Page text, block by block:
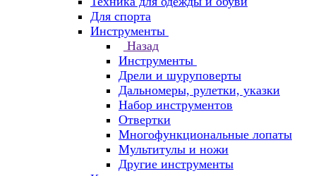
Для спорта
Инструменты
Назад
Инструменты
Дрели и шуруповерты
Дальномеры, рулетки, указки
Набор инструментов
Отвертки
Многофункциональные лопаты
Мультитулы и ножи
Другие инструменты